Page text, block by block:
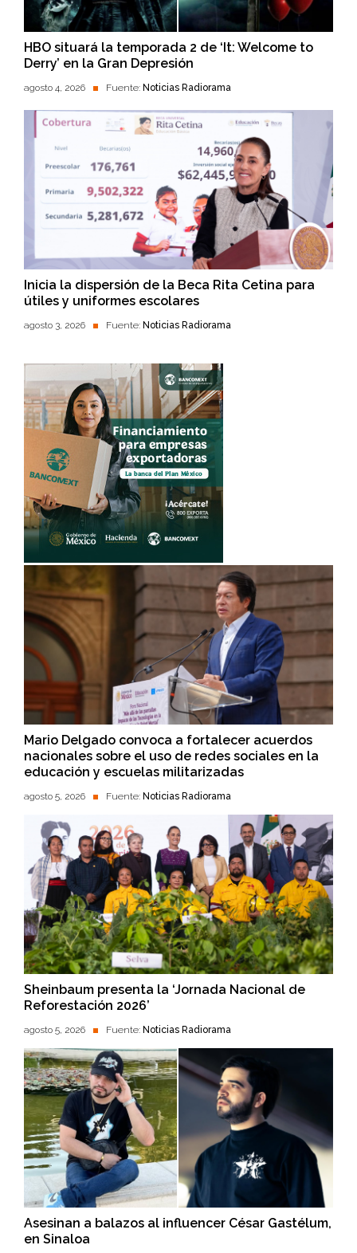
HBO situará la temporada 2 de ‘It: Welcome to
Derry’ en la Gran Depresión
agosto 4, 2026 Fuente: Noticias Radiorama
Inicia la dispersión de la Beca Rita Cetina para
útiles y uniformes escolares
agosto 3, 2026 Fuente: Noticias Radiorama
Mario Delgado convoca a fortalecer acuerdos
nacionales sobre el uso de redes sociales en la
educación y escuelas militarizadas
agosto 5, 2026 Fuente: Noticias Radiorama
Sheinbaum presenta la ‘Jornada Nacional de
Reforestación 2026’
agosto 5, 2026 Fuente: Noticias Radiorama
Asesinan a balazos al influencer César Gastélum,
en Sinaloa